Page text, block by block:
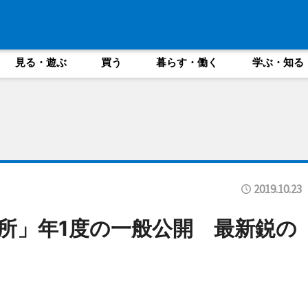
見る・遊ぶ 買う 暮らす・働く 学ぶ・知る
2019.10.23
」年1度の一般公開 最新鋭の